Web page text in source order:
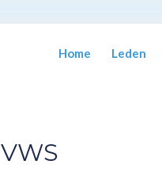
Home Leden
VWS